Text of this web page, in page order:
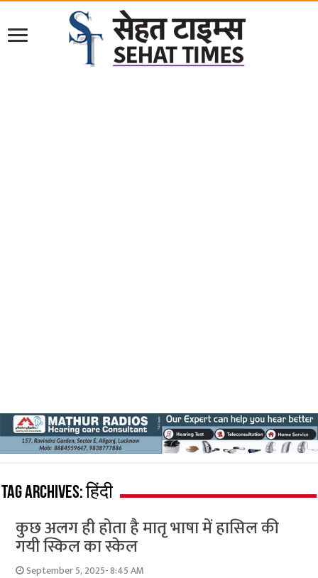
Tag Archives:हिंदी
कुछ अलग ही होता है मातृ भाषा में हासिल की
गयी स्किल का स्केल
September 5, 2025- 8:45 AM